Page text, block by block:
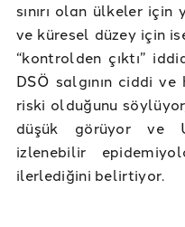
sınırı olan ülkeler için
ve küresel düzey için
“kontrolden çıktı”
DSÖ salgının ciddi ve
riski olduğunu
düşük görüyor ve
izlenebilir
ilerlediğini belirtiyor.